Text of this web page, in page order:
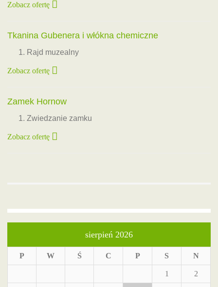
Zobacz ofertę
Tkanina Gubenera i włókna chemiczne
Rajd muzealny
Zobacz ofertę
Zamek Hornow
Zwiedzanie zamku
Zobacz ofertę
sierpień 2026
P W Ś C P S N
1 2